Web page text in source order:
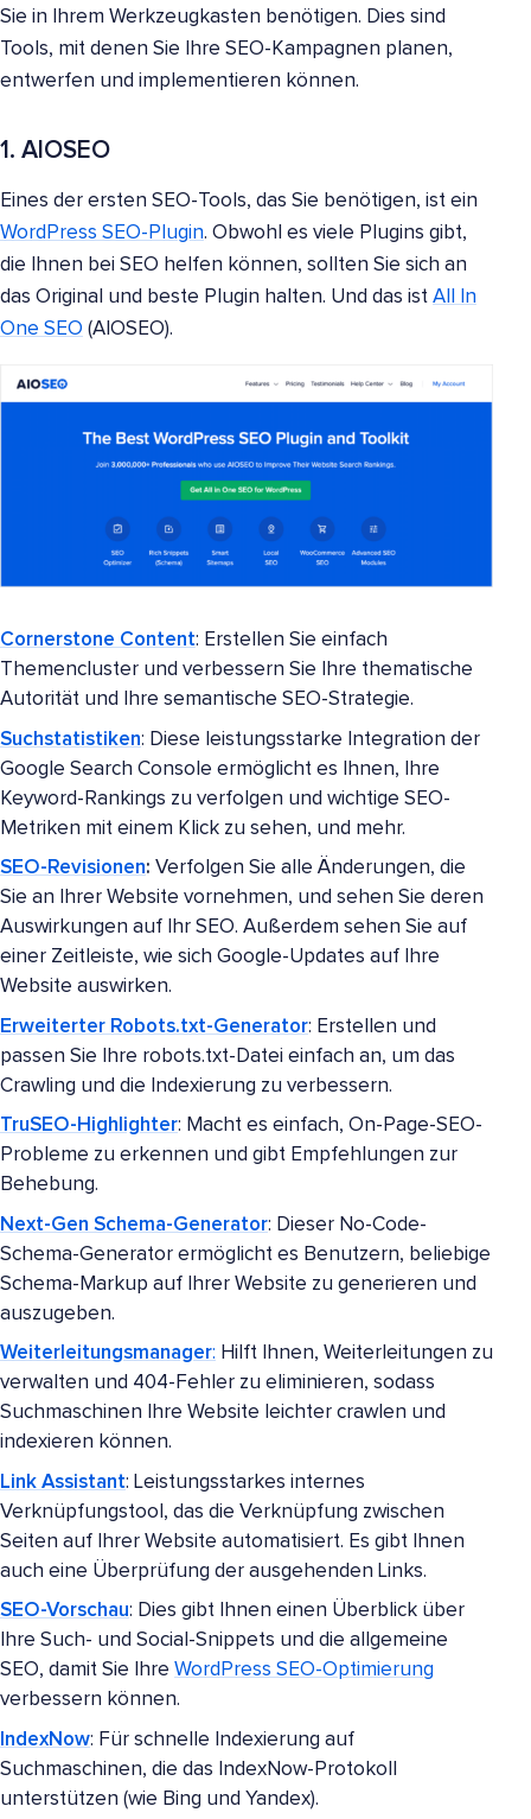
Sie in Ihrem Werkzeugkasten benötigen. Dies sind
Tools, mit denen Sie Ihre SEO-Kampagnen planen,
entwerfen und implementieren können.
1. AIOSEO
Eines der ersten SEO-Tools, das Sie benötigen, ist ein
WordPress SEO-Plugin. Obwohl es viele Plugins gibt,
die Ihnen bei SEO helfen können, sollten Sie sich an
das Original und beste Plugin halten. Und das ist All In
One SEO (AIOSEO).
Cornerstone Content: Erstellen Sie einfach
Themencluster und verbessern Sie Ihre thematische
Autorität und Ihre semantische SEO-Strategie.
Suchstatistiken: Diese leistungsstarke Integration der
Google Search Console ermöglicht es Ihnen, Ihre
Keyword-Rankings zu verfolgen und wichtige SEO-
Metriken mit einem Klick zu sehen, und mehr.
SEO-Revisionen: Verfolgen Sie alle Änderungen, die
Sie an Ihrer Website vornehmen, und sehen Sie deren
Auswirkungen auf Ihr SEO. Außerdem sehen Sie auf
einer Zeitleiste, wie sich Google-Updates auf Ihre
Website auswirken.
Erweiterter Robots.txt-Generator: Erstellen und
passen Sie Ihre robots.txt-Datei einfach an, um das
Crawling und die Indexierung zu verbessern.
TruSEO-Highlighter: Macht es einfach, On-Page-SEO-
Probleme zu erkennen und gibt Empfehlungen zur
Behebung.
Next-Gen Schema-Generator: Dieser No-Code-
Schema-Generator ermöglicht es Benutzern, beliebige
Schema-Markup auf Ihrer Website zu generieren und
auszugeben.
Weiterleitungsmanager: Hilft Ihnen, Weiterleitungen zu
verwalten und 404-Fehler zu eliminieren, sodass
Suchmaschinen Ihre Website leichter crawlen und
indexieren können.
Link Assistant: Leistungsstarkes internes
Verknüpfungstool, das die Verknüpfung zwischen
Seiten auf Ihrer Website automatisiert. Es gibt Ihnen
auch eine Überprüfung der ausgehenden Links.
SEO-Vorschau: Dies gibt Ihnen einen Überblick über
Ihre Such- und Social-Snippets und die allgemeine
SEO, damit Sie Ihre WordPress SEO-Optimierung
verbessern können.
IndexNow: Für schnelle Indexierung auf
Suchmaschinen, die das IndexNow-Protokoll
unterstützen (wie Bing und Yandex).